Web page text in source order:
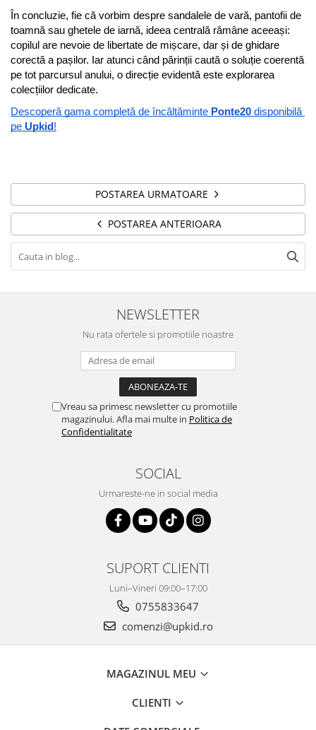
În concluzie, fie că vorbim despre sandalele de vară, pantofii de
toamnă sau ghetele de iarnă, ideea centrală rămâne aceeași:
copilul are nevoie de libertate de mișcare, dar și de ghidare
corectă a pașilor. Iar atunci când părinții caută o soluție coerentă
pe tot parcursul anului, o direcție evidentă este explorarea
colecțiilor dedicate.
Descoperă gama completă de încălțăminte Ponte20 disponibilă
pe Upkid !
POSTAREA URMATOARE
POSTAREA ANTERIOARA
NEWSLETTER
Nu rata ofertele si promotiile noastre
Vreau sa primesc newsletter cu promotiile
magazinului. Afla mai multe in Politica de
Confidentialitate
SOCIAL
Urmareste-ne in social media
SUPORT CLIENTI
Luni–Vineri 09:00–17:00
0755833647
comenzi@upkid.ro
MAGAZINUL MEU
CLIENTI